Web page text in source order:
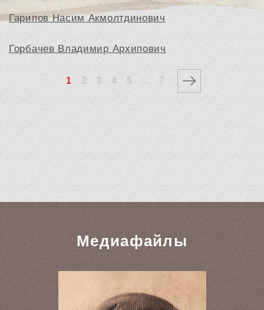
Гарипов Насим Акмолтдинович
Горбачев Владимир Архипович
1 2 3 4 5 ... 7
Медиафайлы